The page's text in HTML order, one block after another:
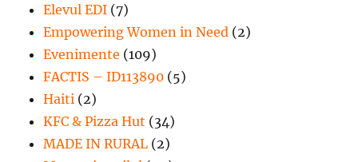
Elevul EDI (7)
Empowering Women in Need (2)
Evenimente (109)
FACTIS – ID113890 (5)
Haiti (2)
KFC & Pizza Hut (34)
MADE IN RURAL (2)